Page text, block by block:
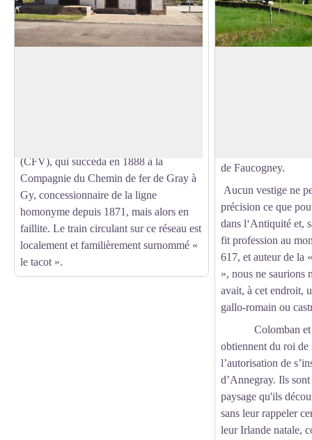
(CFV), qui succéda en 1888 à la
Compagnie du Chemin de fer de Gray à
Gy, concessionnaire de la ligne
homonyme depuis 1871, mais alors en
faillite. Le train circulant sur ce réseau est
localement et familièrement surnommé «
le tacot ».
de Faucogney.
Aucun vestige ne
précision ce que
dans l‘Antiquité et,
fit profession au
617, et auteur de la
», nous ne saurions
avait, à cet endroit,
gallo-romain ou
Colomban et
obtiennent du roi
l’autorisation de
d’Annegray. Ils
paysage qu'ils
sans leur rappeler
leur Irlande natale,